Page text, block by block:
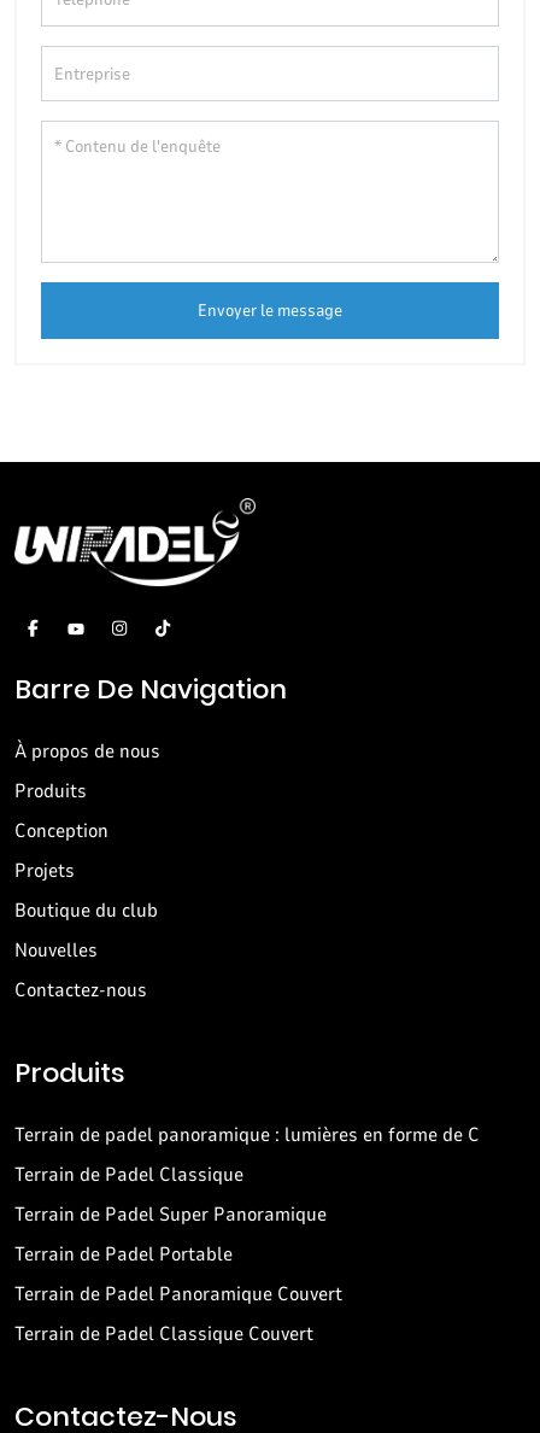
Envoyer le message
Barre De Navigation
À propos de nous
Produits
Conception
Projets
Boutique du club
Nouvelles
Contactez-nous
Produits
Terrain de padel panoramique : lumières en forme de C
Terrain de Padel Classique
Terrain de Padel Super Panoramique
Terrain de Padel Portable
Terrain de Padel Panoramique Couvert
Terrain de Padel Classique Couvert
Contactez-Nous